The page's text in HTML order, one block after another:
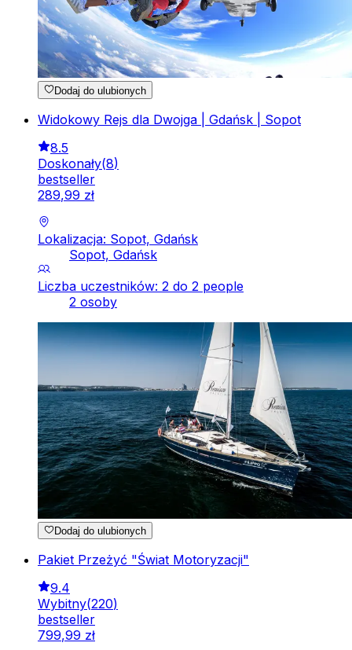
Dodaj do ulubionych
Widokowy Rejs dla Dwojga | Gdańsk | Sopot
8.5
Doskonały(8)
bestseller
289,99 zł
Lokalizacja: Sopot, Gdańsk
Sopot, Gdańsk
Liczba uczestników: 2 do 2 people
2 osoby
Dodaj do ulubionych
Pakiet Przeżyć "Świat Motoryzacji"
9.4
Wybitny(220)
bestseller
799,99 zł